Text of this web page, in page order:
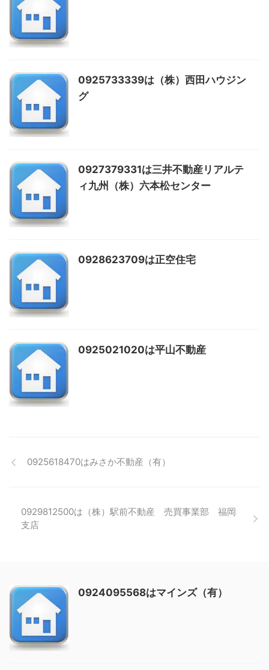
0925733339は（株）西田ハウジン
グ
0927379331は三井不動産リアルテ
ィ九州（株）六本松センター
0928623709は正空住宅
0925021020は平山不動産
0925618470はみさか不動産（有）
0929812500は（株）駅前不動産 売買事業部 福岡
支店
0924095568はマインズ（有）